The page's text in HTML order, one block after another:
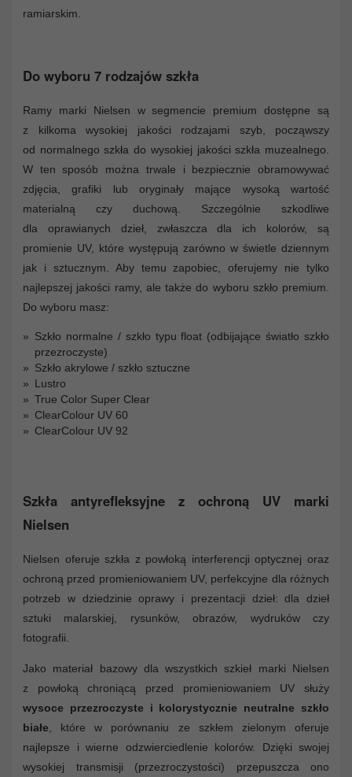
ramiarskim.
Do wyboru 7 rodzajów szkła
Ramy marki Nielsen w segmencie premium dostępne są
z kilkoma wysokiej jakości rodzajami szyb, począwszy
od normalnego szkła do wysokiej jakości szkła muzealnego.
W ten sposób można trwale i bezpiecznie obramowywać
zdjęcia, grafiki lub oryginały mające wysoką wartość
materialną czy duchową. Szczególnie szkodliwe
dla oprawianych dzieł, zwłaszcza dla ich kolorów, są
promienie UV, które występują zarówno w świetle dziennym
jak i sztucznym. Aby temu zapobiec, oferujemy nie tylko
najlepszej jakości ramy, ale także do wyboru szkło premium.
Do wyboru masz:
Szkło normalne / szkło typu float (odbijające światło szkło
przezroczyste)
Szkło akrylowe / szkło sztuczne
Lustro
True Color Super Clear
ClearColour UV 60
ClearColour UV 92
Szkła antyrefleksyjne z ochroną UV marki
Nielsen
Nielsen oferuje szkła z powłoką interferencji optycznej oraz
ochroną przed promieniowaniem UV, perfekcyjne dla różnych
potrzeb w dziedzinie oprawy i prezentacji dzieł: dla dzieł
sztuki malarskiej, rysunków, obrazów, wydruków czy
fotografii.
Jako materiał bazowy dla wszystkich szkieł marki Nielsen
z powłoką chroniącą przed promieniowaniem UV służy
wysoce przezroczyste i kolorystycznie neutralne szkło
białe , które w porównaniu ze szkłem zielonym oferuje
najlepsze i wierne odzwierciedlenie kolorów. Dzięki swojej
wysokiej transmisji (przezroczystości) przepuszcza ono